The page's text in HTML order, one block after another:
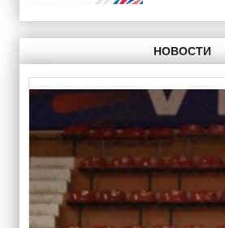
НОВОСТИ